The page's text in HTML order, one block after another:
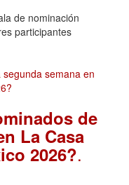
de nominación
participantes
de
La Casa
2026?.